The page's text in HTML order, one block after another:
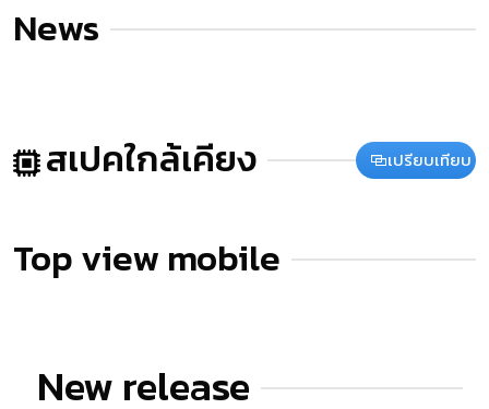
News
สเปคใกล้เคียง เปรียบเทียบ
Top view mobile
New release